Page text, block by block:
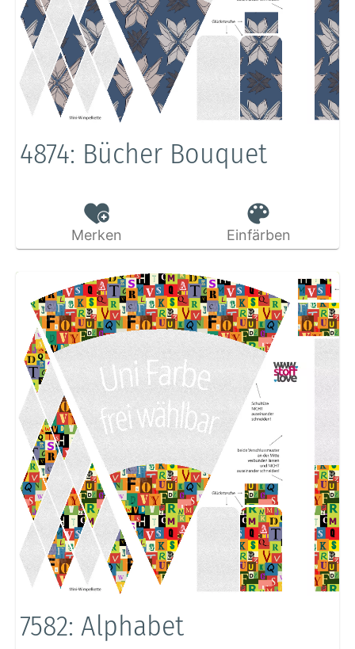
4874: Bücher Bouquet
Merken Einfärben
7582: Alphabet